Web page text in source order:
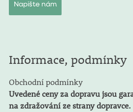
Napište nám
Informace, podmínky
Obchodní podmínky
Uvedené ceny za dopravu jsou
na zdražování ze strany dopravce.